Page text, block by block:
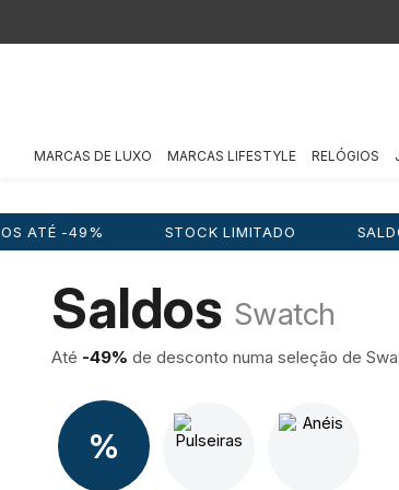
MARCAS DE LUXO MARCAS LIFESTYLE RELÓGIOS
STOCK LIMITADO SALDOS ATÉ -49%
Saldos Swatch
Até -49% de desconto numa seleção de
%